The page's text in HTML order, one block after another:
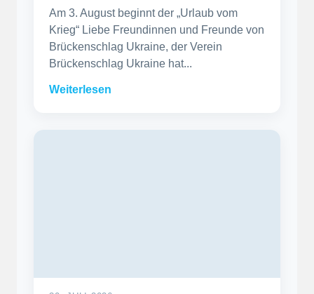
Am 3. August beginnt der „Urlaub vom
Krieg“ Liebe Freundinnen und Freunde von
Brückenschlag Ukraine, der Verein
Brückenschlag Ukraine hat...
Weiterlesen